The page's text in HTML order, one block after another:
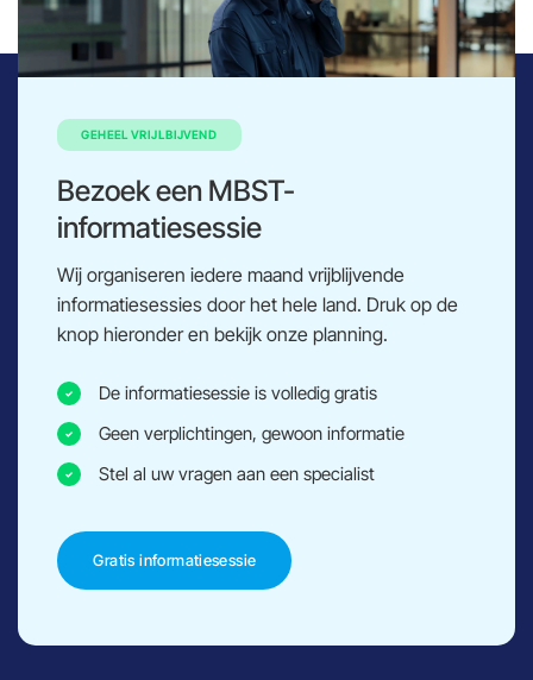
GEHEEL VRIJLBIJVEND
Bezoek een MBST-
informatiesessie
Wij organiseren iedere maand vrijblijvende
informatiesessies door het hele land. Druk op de
knop hieronder en bekijk onze planning.
De informatiesessie is volledig gratis
Geen verplichtingen, gewoon informatie
Stel al uw vragen aan een specialist
Gratis informatiesessie